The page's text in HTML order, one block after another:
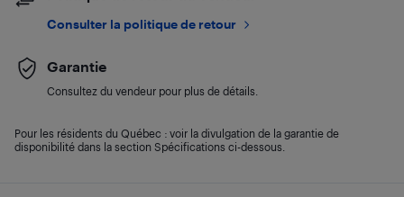
Consulter la politique de retour
Garantie
Consultez du vendeur pour plus de détails.
Pour les résidents du Québec : voir la divulgation de la garantie de
disponibilité dans la section Spécifications ci-dessous.